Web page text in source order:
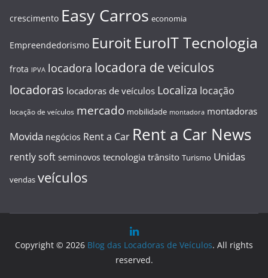
crescimento Easy Carros economia
Empreendedorismo Euroit EuroIT Tecnologia
frota IPVA locadora locadora de veiculos
locadoras locadoras de veículos Localiza locação
locação de veículos mercado mobilidade montadora montadoras
Movida negócios Rent a Car Rent a Car News
rently soft seminovos tecnologia trânsito Turismo Unidas
vendas veículos
Copyright © 2026 Blog das Locadoras de Veículos. All rights
reserved.